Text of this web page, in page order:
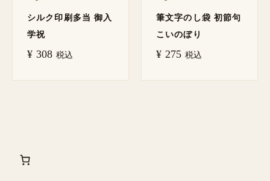
シルク印刷多当 御入
学祝
¥ 308 税込
筆文字のし袋 初節句
こいのぼり
¥ 275 税込